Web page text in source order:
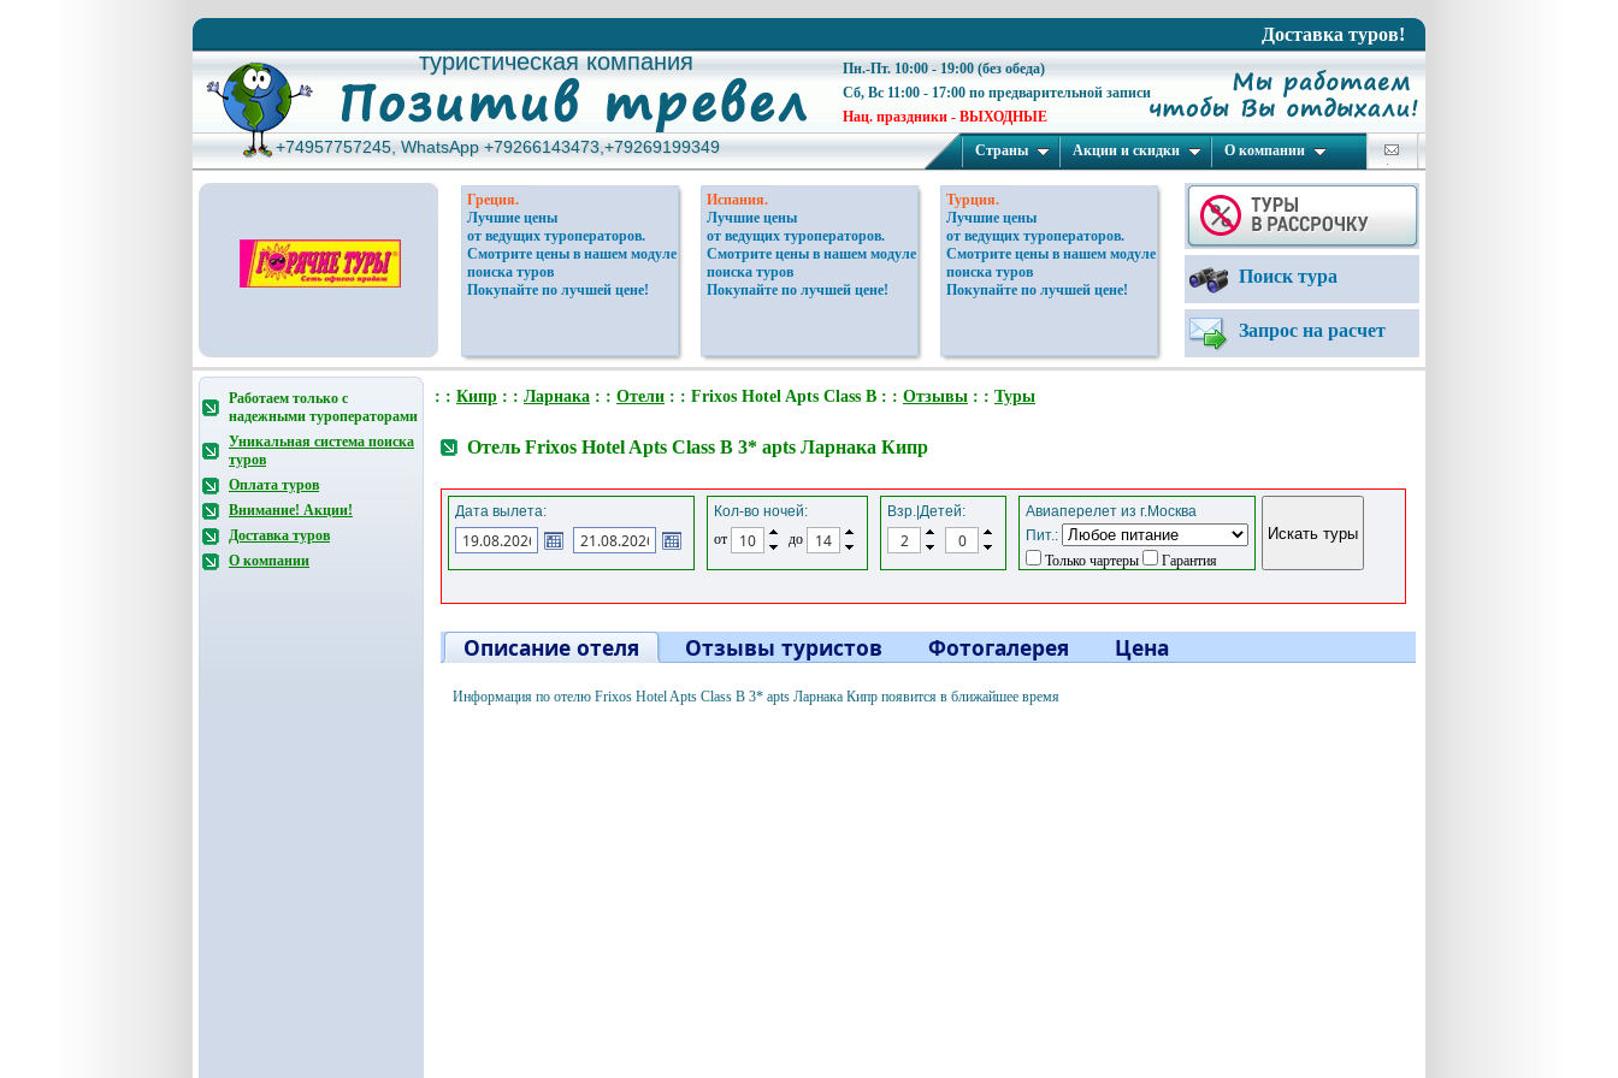
Доставка туров!
туристическая компания
туристическая компания
Пн.-Пт. 10:00 - 19:00 (без обеда)
Сб, Вс 11:00 - 17:00 по предварительной записи
Нац. праздники - ВЫХОДНЫЕ
+74957757245, WhatsApp +79266143473,+79269199349
+74957757245, WhatsApp +79266143473,+79269199349 Страны Акции и скидки О компании
Греция.
Лучшие цены
от ведущих туроператоров.
Смотрите цены в нашем модуле
поиска туров
Покупайте по лучшей цене!
Испания.
Лучшие цены
от ведущих туроператоров.
Смотрите цены в нашем модуле
поиска туров
Покупайте по лучшей цене!
Турция.
Лучшие цены
от ведущих туроператоров.
Смотрите цены в нашем модуле
поиска туров
Покупайте по лучшей цене!
Поиск тура
Запрос на расчет
Работаем только с
надежными туроператорами
Уникальная система поиска
туров
Оплата туров
Внимание! Акции!
Доставка туров
О компании
: : Кипр : : Ларнака : : Отели : : Frixos Hotel Apts Class B : : Отзывы : : Туры
Отель Frixos Hotel Apts Class B 3* apts Ларнака Кипр
Дата вылета:
Кол-во ночей:
от
до
Взр.|Детей:
Авиаперелет из г.Москва
Пит.:
Только чартеры
Гарантия
Описание отеля Отзывы туристов Фотогалерея Цена
Информация по отелю Frixos Hotel Apts Class B 3* apts Ларнака Кипр появится в ближайшее время